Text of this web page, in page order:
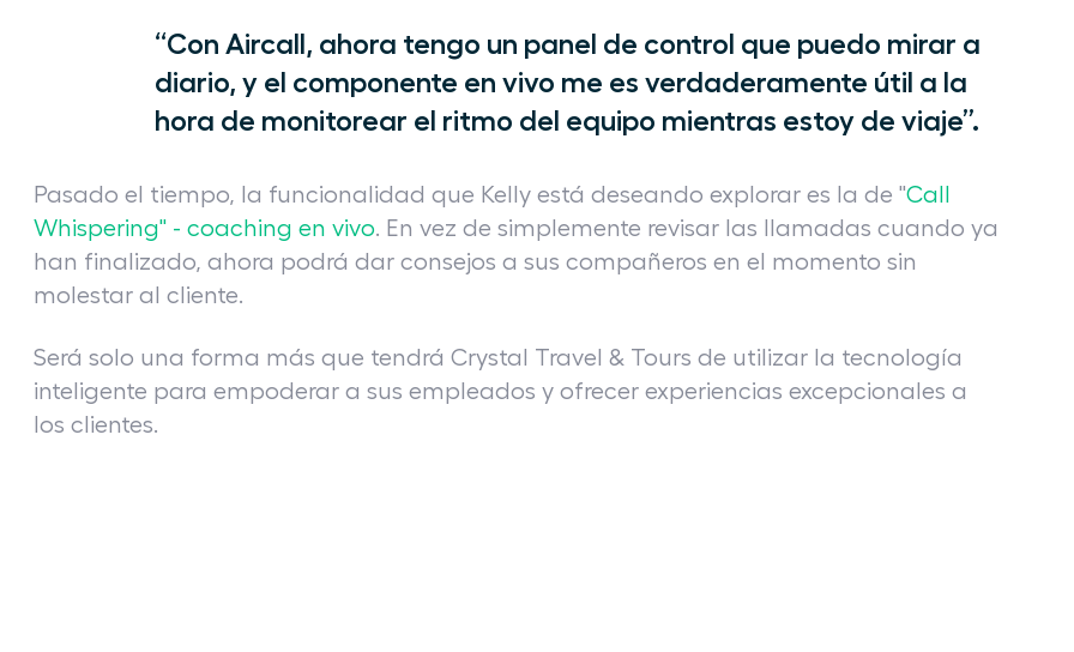
“Con Aircall, ahora tengo un panel de control que puedo mirar a
diario, y el componente en vivo me es verdaderamente útil a la
hora de monitorear el ritmo del equipo mientras estoy de viaje”.
Pasado el tiempo, la funcionalidad que Kelly está deseando explorar es la de "Call
Whispering" - coaching en vivo. En vez de simplemente revisar las llamadas cuando ya
han finalizado, ahora podrá dar consejos a sus compañeros en el momento sin
molestar al cliente.
Será solo una forma más que tendrá Crystal Travel & Tours de utilizar la tecnología
inteligente para empoderar a sus empleados y ofrecer experiencias excepcionales a
los clientes.